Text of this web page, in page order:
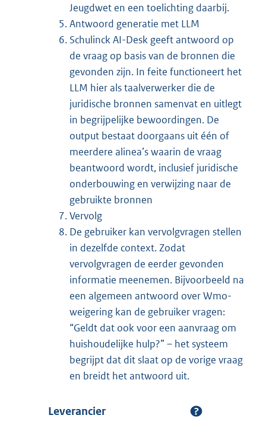
Jeugdwet en een toelichting daarbij.
Antwoord generatie met LLM
Schulinck AI-Desk geeft antwoord op
de vraag op basis van de bronnen die
gevonden zijn. In feite functioneert het
LLM hier als taalverwerker die de
juridische bronnen samenvat en uitlegt
in begrijpelijke bewoordingen. De
output bestaat doorgaans uit één of
meerdere alinea’s waarin de vraag
beantwoord wordt, inclusief juridische
onderbouwing en verwijzing naar de
gebruikte bronnen
Vervolg
De gebruiker kan vervolgvragen stellen
in dezelfde context. Zodat
vervolgvragen de eerder gevonden
informatie meenemen. Bijvoorbeeld na
een algemeen antwoord over Wmo-
weigering kan de gebruiker vragen:
“Geldt dat ook voor een aanvraag om
huishoudelijke hulp?” – het systeem
begrijpt dat dit slaat op de vorige vraag
en breidt het antwoord uit.
Leverancier